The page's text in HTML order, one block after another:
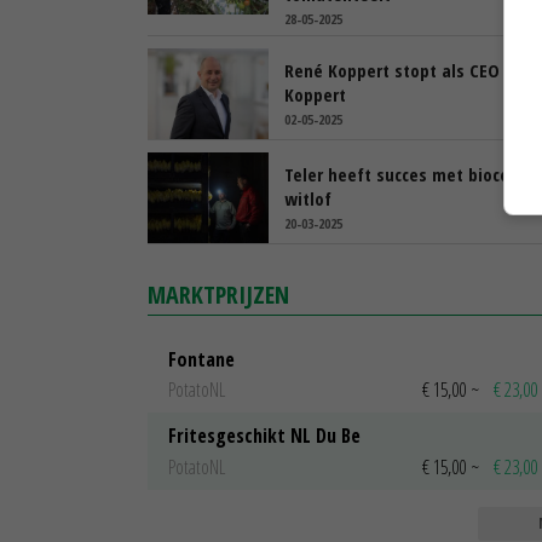
28-05-2025
René Koppert stopt als CEO van
Koppert
02-05-2025
Teler heeft succes met
witlof
20-03-2025
MARKTPRIJZEN
Fontane
PotatoNL
€ 15,00 ~ € 23,00
Fritesgeschikt NL Du Be
PotatoNL
€ 15,00 ~ € 23,00